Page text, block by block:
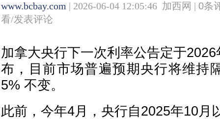
www.bcbay.com | 2026-06-04 12:05:46 加西网 | 0条
看/发表评论
加拿大央行下一次利率公告定于
布，目前市场普遍预期央行将维持
5% 不变。
此前，今年4月，央行自2025年10月